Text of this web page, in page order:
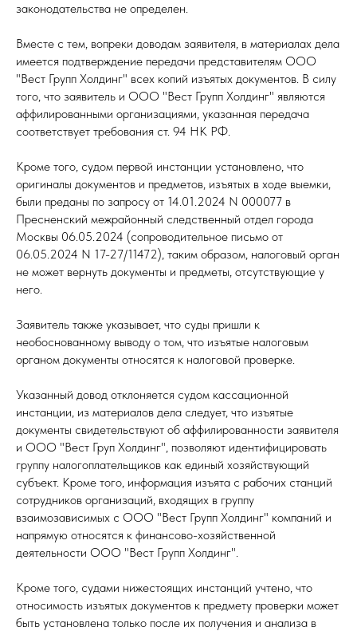
законодательства не определен.
Вместе с тем, вопреки доводам заявителя, в материалах дела
имеется подтверждение передачи представителям ООО
"Вест Групп Холдинг" всех копий изъятых документов. В силу
того, что заявитель и ООО "Вест Групп Холдинг" являются
аффилированными организациями, указанная передача
соответствует требования ст. 94 НК РФ.
Кроме того, судом первой инстанции установлено, что
оригиналы документов и предметов, изъятых в ходе выемки,
были преданы по запросу от 14.01.2024 N 000077 в
Пресненский межрайонный следственный отдел города
Москвы 06.05.2024 (сопроводительное письмо от
06.05.2024 N 17-27/11472), таким образом, налоговый орган
не может вернуть документы и предметы, отсутствующие у
него.
Заявитель также указывает, что суды пришли к
необоснованному выводу о том, что изъятые налоговым
органом документы относятся к налоговой проверке.
Указанный довод отклоняется судом кассационной
инстанции, из материалов дела следует, что изъятые
документы свидетельствуют об аффилированности заявителя
и ООО "Вест Груп Холдинг", позволяют идентифицировать
группу налогоплательщиков как единый хозяйствующий
субъект. Кроме того, информация изъята с рабочих станций
сотрудников организаций, входящих в группу
взаимозависимых с ООО "Вест Групп Холдинг" компаний и
напрямую относятся к финансово-хозяйственной
деятельности ООО "Вест Групп Холдинг".
Кроме того, судами нижестоящих инстанций учтено, что
относимость изъятых документов к предмету проверки может
быть установлена только после их получения и анализа в